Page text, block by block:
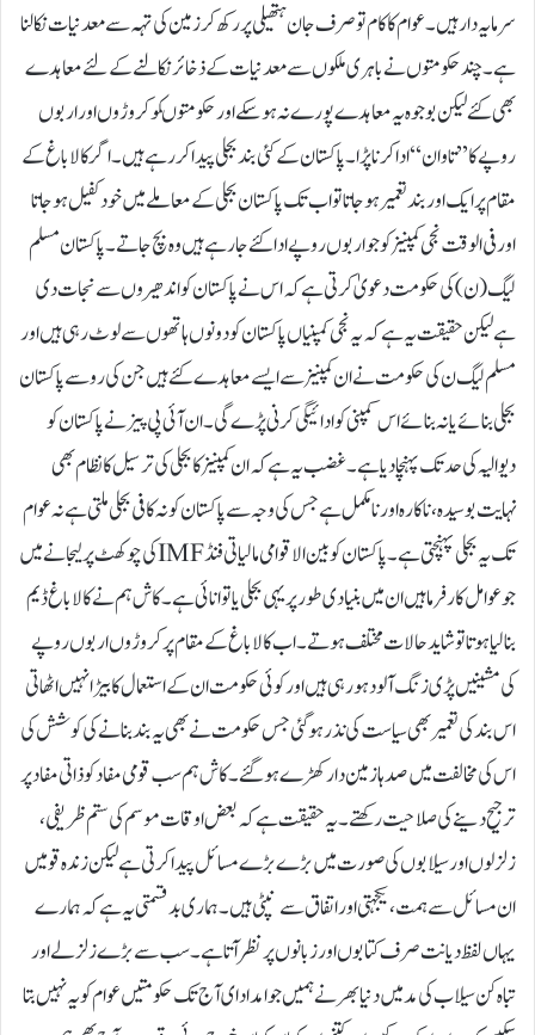
سرمایہ دار ہیں۔ عوام کا کام تو صرف جان ہتھیلی پر رکھ کر زمین کی تہہ سے معدنیات نکالنا
ہے۔ چند حکومتوں نے باہری ملکوں سے معدنیات کے ذخائر نکالنے کے لئے معاہدے
بھی کئے لیکن بوجوہ یہ معاہدے پورے نہ ہو سکے اور حکومتوںکو کروڑوں اور اربوں
روپے کا ’’تاوان‘‘ ادا کرنا پڑا۔ پاکستان کے کئی بند بجلی پیداکررہے ہیں۔ اگر کالا باغ کے
مقام پر ایک اور بند تعمیر ہو جاتا تو اب تک پاکستان بجلی کے معاملے میں خود کفیل ہو جاتا
اور فی الوقت نجی کمپنیز کو جو اربوں روپے ادا کئے جارہے ہیں وہ بچ جاتے۔ پاکستان مسلم
لیگ(ن) کی حکومت دعویٰ کرتی ہے کہ اس نے پاکستان کو اندھیروں سے نجات دی
ہے لیکن حقیقت یہ ہے کہ یہ نجی کمپنیاں پاکستان کو دونوں ہاتھوں سے لوٹ رہی ہیں اور
مسلم لیگ ن کی حکومت نے ان کمپنیز سے ایسے معاہدے کئے ہیں جن کی رو سے پاکستان
بجلی بنائے یا نہ بنائے اس کمپنی کو ادائیگی کرنی پڑے گی۔ ان آئی پی پیز نے پاکستان کو
دیوالیہ کی حد تک پہنچا دیا ہے۔ غضب یہ ہے کہ ان کمپنیز کا بجلی کی ترسیل کا نظام بھی
نہایت بوسیدہ، ناکارہ اور نامکمل ہے جس کی وجہ سے پاکستان کو نہ کافی بجلی ملتی ہے نہ عوام
تک یہ بجلی پہنچتی ہے۔ پاکستان کو بین الاقوامی مالیاتی فنڈ IMFکی چوکھٹ پر لیجانے میں
جو عوامل کارفرما ہیں ان میں بنیادی طور پر یہی بجلی یا توانائی ہے۔ کاش ہم نے کالا باغ ڈیم
بنا لیا ہوتا تو شاید حالات مختلف ہوتے۔ اب کالا باغ کے مقام پر کروڑوں اربوں روپے
کی مشینیں پڑی زنگ آلود ہورہی ہیں اور کوئی حکومت ان کے استعمال کا بیڑا نہیں اٹھاتی
اس بند کی تعمیر بھی سیاست کی نذر ہو گئی جس حکومت نے بھی یہ بند بنانے کی کوشش کی
اس کی مخالفت میں صد ہا زمین دار کھڑے ہو گئے۔ کاش ہم سب قومی مفاد کو ذاتی مفاد پر
ترجیح دینے کی صلاحیت رکھتے۔ یہ حقیقت ہے کہ بعض اوقات موسم کی ستم ظریفی،
زلزلوں اور سیلابوں کی صورت میں بڑے بڑے مسائل پیدا کرتی ہے لیکن زندہ قومیں
ان مسائل سے ہمت، یکجہتی اور اتفاق سے نپٹی ہیں۔ ہماری بدقسمتی یہ ہے کہ ہمارے
یہاں لفظ دیانت صرف کتابوں اور زبانوں پر نظر آتا ہے۔ سب سے بڑے زلزلے اور
تباہ کن سیلاب کی مد میں دنیا بھر نے ہمیں جو امداد ای آج تک حکومتیں عوام کو یہ نہیں بتا